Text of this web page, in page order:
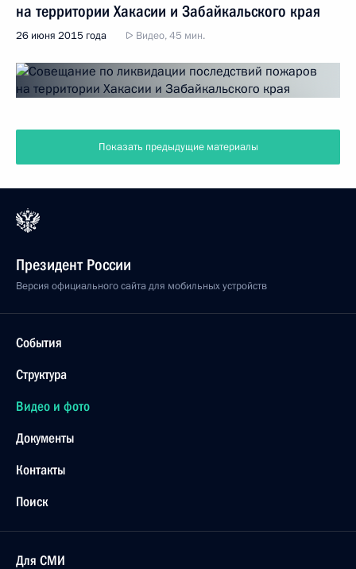
на территории Хакасии и Забайкальского края
26 июня 2015 года Видео, 45 мин.
Показать предыдущие материалы
Президент России
Версия официального сайта для мобильных устройств
События
Структура
Видео и фото
Документы
Контакты
Поиск
Для СМИ